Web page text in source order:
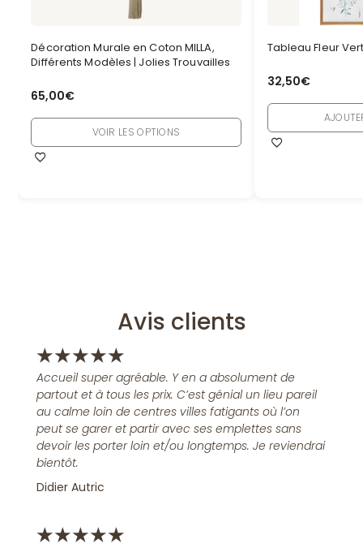
Décoration Murale en Coton MILLA,
Différents Modèles | Jolies Trouvailles
65,00€
VOIR LES OPTIONS
Tableau Fleur
32,50€
Avis clients
★★★★★
Accueil super agréable. Y en a absolument de
partout et à tous les prix. C’est génial un lieu pareil
au calme loin de centres villes fatigants où l’on
peut se garer et partir avec ses emplettes sans
devoir les porter loin et/ou longtemps. Je reviendrai
bientôt.
Didier Autric
★★★★★